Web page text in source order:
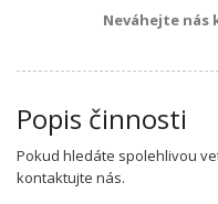
Neváhejte
Popis činnosti
Pokud hledáte spolehlivou
kontaktujte nás.